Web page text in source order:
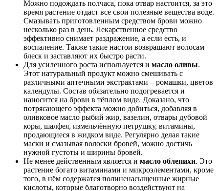
Можно подождать полчаса, пока отвар настоится, за это
время растение отдаст все свои полезные вещества воде.
Смазывать приготовленным средством брови можно
несколько раз в день. Лекарственное средство
эффективно снимает раздражение, а если есть, и
воспаление. Также такие настои возвращают волосам
блеск и заставляют их быстро расти.
Для усиленного роста используется и масло оливы.
Этот натуральный продукт можно смешивать с
различными аптечными экстрактами – ромашки, цветов
календулы. Состав обязательно подогревается и
наносится на брови в тёплом виде. Доказано, что
потрясающего эффекта можно добиться, добавляя в
оливковое масло рыбий жир, вазелин, отвары дубовой
коры, шалфея, измельчённую петрушку, витамины,
продающиеся в жидком виде. Регулярно делая такие
маски и смазывая волоски бровей, можно достичь
нужной густоты и ширины бровей.
Не менее действенным является и масло облепихи. Это
растение богато витаминами и микроэлементами, кроме
того, в нём содержатся полиненасыщенные жирные
кислоты, которые благотворно воздействуют на